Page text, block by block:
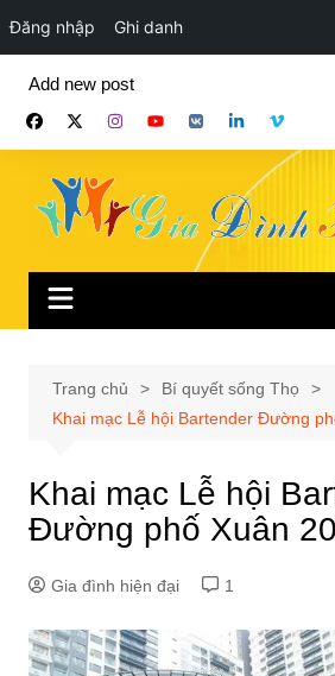
Đăng nhập Ghi danh
phần
Add new post
Trang chủ
Bí quyết sống Thọ
Khai mạc Lễ hội Bartender Đường
Khai mạc Lễ hội
Đường phố Xuân
Gia đình hiện đại 1